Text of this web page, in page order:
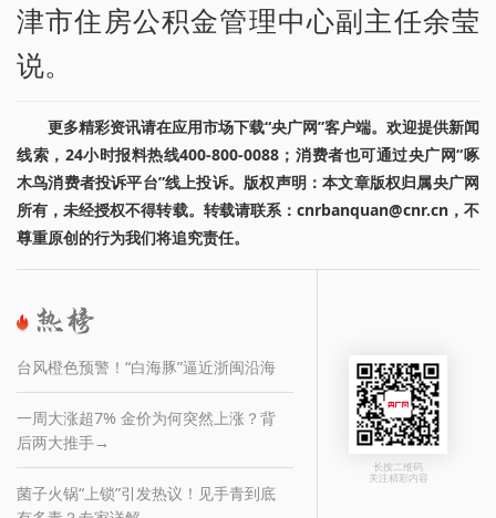
津市住房公积金管理中心副主任余莹
说。
更多精彩资讯请在应用市场下载“央广网”客户端。欢迎提供新闻
线索，24小时报料热线400-800-0088；消费者也可通过央广网“啄
木鸟消费者投诉平台”线上投诉。版权声明：本文章版权归属央广网
所有，未经授权不得转载。转载请联系：cnrbanquan@cnr.cn，不
尊重原创的行为我们将追究责任。
台风橙色预警！“白海豚”逼近浙闽沿海
一周大涨超7% 金价为何突然上涨？背
后两大推手→
菌子火锅“上锁”引发热议！见手青到底
长按二维码
关注精彩内容